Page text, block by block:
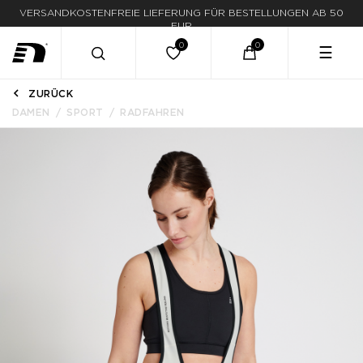
VERSANDKOSTENFREIE LIEFERUNG FÜR BESTELLUNGEN AB 50
EUR
☰
ZURÜCK
DAMEN
SPORT RADFAHREN